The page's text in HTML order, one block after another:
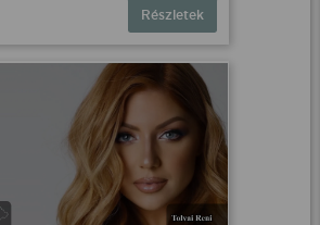
Részletek